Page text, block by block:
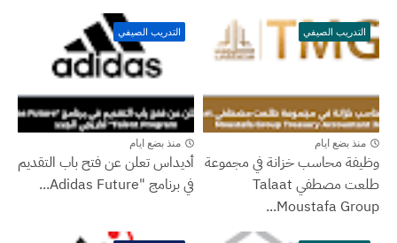
التدريب الصيفي
منذ بضع ايام
وظيفة محاسب خزانة في مجموعة
طلعت مصطفي Talaat
Moustafa Group...
التدريب الصيفي
منذ بضع ايام
أديداس تعلن عن فتح باب التقديم
في برنامج "Adidas Future...